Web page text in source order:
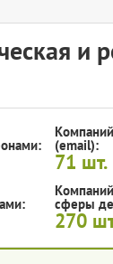
и
(email):
71 шт.
сферы
270